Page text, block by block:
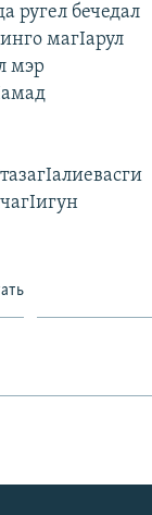
ругел бечедал
магIарул
мэр